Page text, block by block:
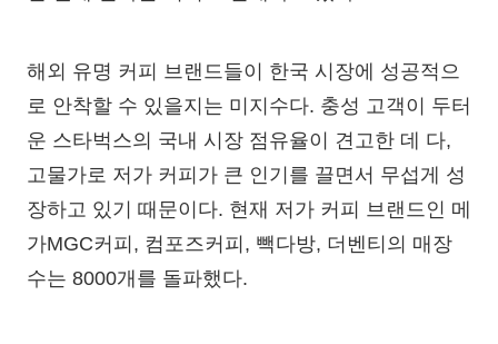
해외 유명 커피 브랜드들이 한국 시장에 성공적으
로 안착할 수 있을지는 미지수다. 충성 고객이 두터
운 스타벅스의 국내 시장 점유율이 견고한 데 다,
고물가로 저가 커피가 큰 인기를 끌면서 무섭게 성
장하고 있기 때문이다. 현재 저가 커피 브랜드인 메
가MGC커피, 컴포즈커피, 빽다방, 더벤티의 매장
수는 8000개를 돌파했다.